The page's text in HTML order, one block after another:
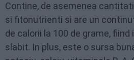
Contine, de asemenea
si fitonutrienti si are un
de calorii la 100 de grame, fiind
slabit. In plus, este o sursa